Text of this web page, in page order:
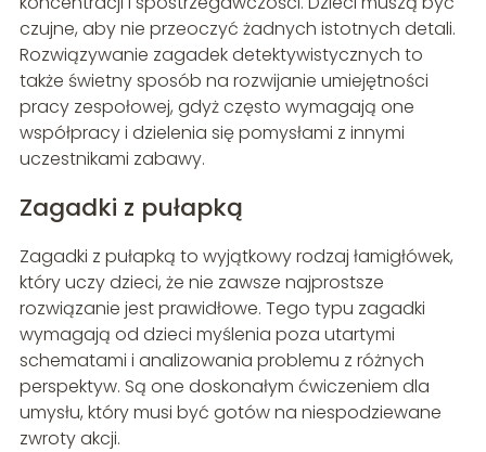
czujne, aby nie przeoczyć żadnych istotnych detali.
Rozwiązywanie zagadek detektywistycznych to
także świetny sposób na rozwijanie umiejętności
pracy zespołowej, gdyż często wymagają one
współpracy i dzielenia się pomysłami z innymi
uczestnikami zabawy.
Zagadki z pułapką
Zagadki z pułapką to wyjątkowy rodzaj łamigłówek,
który uczy dzieci, że nie zawsze najprostsze
rozwiązanie jest prawidłowe. Tego typu zagadki
wymagają od dzieci myślenia poza utartymi
schematami i analizowania problemu z różnych
perspektyw. Są one doskonałym ćwiczeniem dla
umysłu, który musi być gotów na niespodziewane
zwroty akcji.